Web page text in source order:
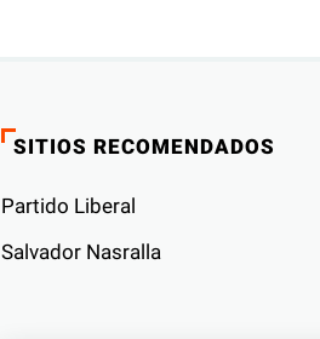
SITIOS RECOMENDADOS
Partido Liberal
Salvador Nasralla